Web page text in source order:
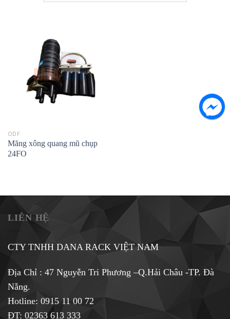
ODF
Măng xông quang mũ chụp
24FO
LIÊN HỆ
CTY TNHH DANA RACK VIỆT NAM
Địa Chỉ : 47 Nguyễn Tri Phương –Q.Hải Châu -TP. Đà
Nẵng.
Hotline: 0915 11 00 72
ĐT: 02363 613 333